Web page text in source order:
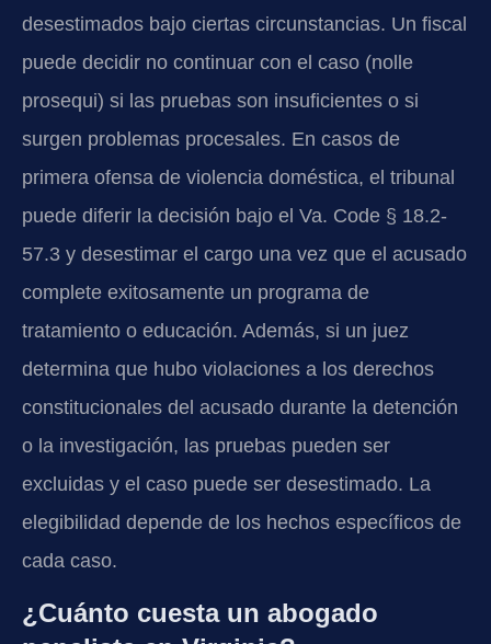
desestimados bajo ciertas circunstancias. Un fiscal
puede decidir no continuar con el caso (nolle
prosequi) si las pruebas son insuficientes o si
surgen problemas procesales. En casos de
primera ofensa de violencia doméstica, el tribunal
puede diferir la decisión bajo el Va. Code § 18.2-
57.3 y desestimar el cargo una vez que el acusado
complete exitosamente un programa de
tratamiento o educación. Además, si un juez
determina que hubo violaciones a los derechos
constitucionales del acusado durante la detención
o la investigación, las pruebas pueden ser
excluidas y el caso puede ser desestimado. La
elegibilidad depende de los hechos específicos de
cada caso.
¿Cuánto cuesta un abogado